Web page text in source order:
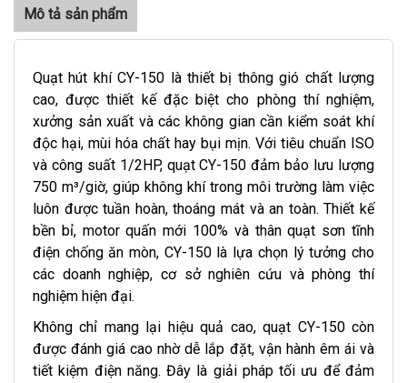
Quạt hút khí CY-150 là thiết bị thông gió chất lượng
cao, được thiết kế đặc biệt cho phòng thí nghiệm,
xưởng sản xuất và các không gian cần kiểm soát khí
độc hại, mùi hóa chất hay bụi mịn. Với tiêu chuẩn ISO
và công suất 1/2HP, quạt CY-150 đảm bảo lưu lượng
750 m³/giờ, giúp không khí trong môi trường làm việc
luôn được tuần hoàn, thoáng mát và an toàn. Thiết kế
bền bỉ, motor quấn mới 100% và thân quạt sơn tĩnh
điện chống ăn mòn, CY-150 là lựa chọn lý tưởng cho
các doanh nghiệp, cơ sở nghiên cứu và phòng thí
nghiệm hiện đại.
Không chỉ mang lại hiệu quả cao, quạt CY-150 còn
được đánh giá cao nhờ dễ lắp đặt, vận hành êm ái và
tiết kiệm điện năng. Đây là giải pháp tối ưu để đảm